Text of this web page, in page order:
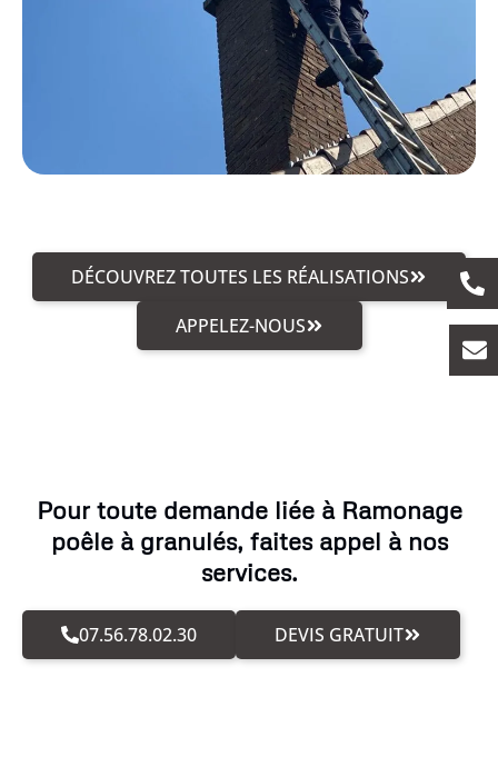
DÉCOUVREZ TOUTES LES RÉALISATIONS
APPELEZ-NOUS
Pour toute demande liée à Ramonage
poêle à granulés, faites appel à nos
services.
07.56.78.02.30 DEVIS GRATUIT